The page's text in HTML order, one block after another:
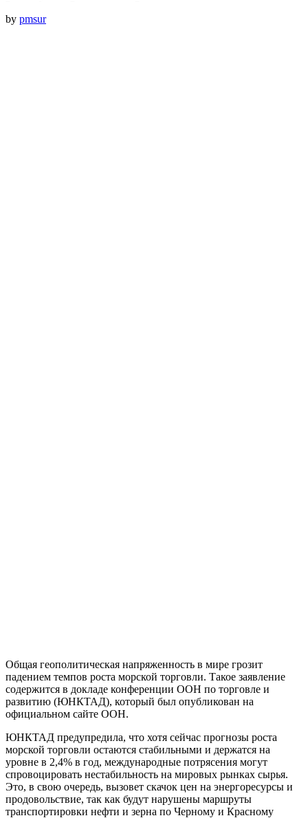
by pmsur
Общая геополитическая напряженность в мире грозит
падением темпов роста морской торговли. Такое заявление
содержится в докладе конференции ООН по торговле и
развитию (ЮНКТАД), который был опубликован на
официальном сайте ООН.
ЮНКТАД предупредила, что хотя сейчас прогнозы роста
морской торговли остаются стабильными и держатся на
уровне в 2,4% в год, международные потрясения могут
спровоцировать нестабильность на мировых рынках сырья.
Это, в свою очередь, вызовет скачок цен на энергоресурсы и
продовольствие, так как будут нарушены маршруты
транспортировки нефти и зерна по Черному и Красному